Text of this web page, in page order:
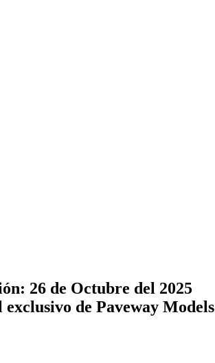
26 de Octubre del 2025
exclusivo de Paveway Models